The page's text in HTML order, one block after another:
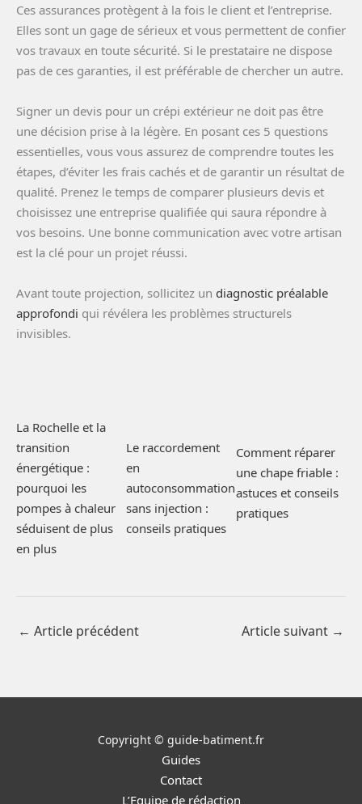
Ces assurances protègent à la fois le client et l’entreprise.
Elles sont un gage de sérieux et vous permettent de confier
vos travaux en toute sécurité. Si le prestataire ne dispose
pas de ces garanties, il est préférable de chercher un autre.
Signer un devis pour un crépi extérieur ne doit pas être
une décision prise à la légère. En posant ces 5 questions
essentielles, vous vous assurez de comprendre toutes les
étapes, d’éviter les frais cachés et de garantir un résultat de
qualité. Prenez le temps de comparer plusieurs devis et
choisissez une entreprise qualifiée qui saura répondre à
vos besoins. Une bonne communication avec votre artisan
est la clé pour un projet réussi.
Avant toute projection, sollicitez un diagnostic préalable
approfondi qui révélera les problèmes structurels
invisibles.
La Rochelle et la
transition
énergétique :
pourquoi les
pompes à chaleur
séduisent de plus
en plus
Le raccordement
en
autoconsommation
sans injection :
conseils pratiques
Comment réparer
une chape friable :
astuces et conseils
pratiques
← Article précédent Article suivant →
Copyright © guide-batiment.fr
Guides
Contact
L’Equipe de rédaction